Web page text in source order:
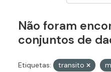
Não foram
conjuntos de
Etiquetas: transito